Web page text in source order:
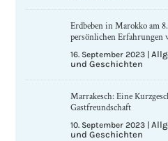
Erdbeben in Marokko am
persönlichen Erfahrungen
16. September 2023 |
und Geschichten
Marrakesch: Eine
Gastfreundschaft
10. September 2023 |
und Geschichten